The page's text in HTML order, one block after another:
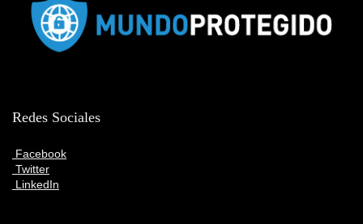
Redes Sociales
Facebook
Twitter
LinkedIn